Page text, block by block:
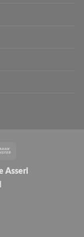
Asseri